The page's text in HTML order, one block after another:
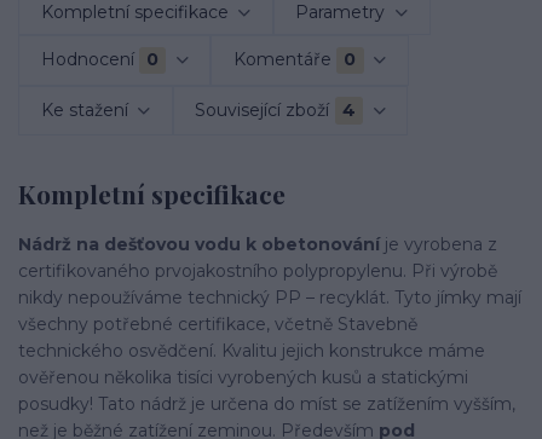
Kompletní specifikace Parametry
Hodnocení 0 Komentáře 0
Ke stažení Související zboží 4
Kompletní specifikace
Nádrž na dešťovou vodu k obetonováníje vyrobena z
certifikovaného prvojakostního polypropylenu. Při výrobě
nikdy nepoužíváme technický PP – recyklát. Tyto jímky mají
všechny potřebné certifikace, včetně Stavebně
technického osvědčení. Kvalitu jejich konstrukce máme
ověřenou několika tisíci vyrobených kusů a statickými
posudky! Tato nádrž je určena do míst se zatížením vyšším,
než je běžné zatížení zeminou. Především pod